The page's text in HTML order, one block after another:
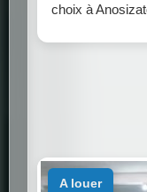
choix à
a louer